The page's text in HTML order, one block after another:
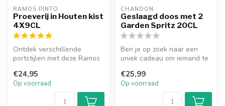
RAMOS PINTO
Proeverij in Houten kist
4X9CL
Ontdek verschillende
portstijlen met deze Ramos
houten k...
€24,95
Op voorraad
CHANDON
Geslaagd doos met 2
Garden Spritz 20CL
Ben je op zoek naar een
uniek cadeau om iemand te
va...
€25,99
Op voorraad